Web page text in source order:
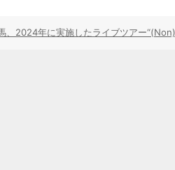
、2024年に実施したライブツアー